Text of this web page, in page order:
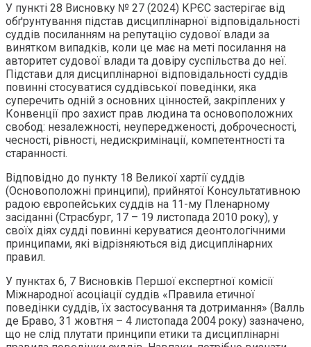
У пункті 28 Висновку № 27 (2024) КРЄС застерігає від
обґрунтування підстав дисциплінарної відповідальності
суддів посиланням на репутацію судової влади за
винятком випадків, коли це має на меті посилання на
авторитет судової влади та довіру суспільства до неї.
Підстави для дисциплінарної відповідальності суддів
повинні стосуватися суддівської поведінки, яка
суперечить одній з основних цінностей, закріплених у
Конвенції про захист прав людина та основоположних
свобод: незалежності, неупередженості, доброчесності,
чесності, рівності, недискримінації, компетентності та
старанності.
Відповідно до пункту 18 Великої хартії суддів
(Основоположні принципи), прийнятої Консультативною
радою європейських суддів на 11-му Пленарному
засіданні (Страсбург, 17 – 19 листопада 2010 року), у
своїх діях судді повинні керуватися деонтологічними
принципами, які відрізняються від дисциплінарних
правил.
У пунктах 6, 7 Висновків Першої експертної комісії
Міжнародної асоціації суддів «Правила етичної
поведінки суддів, їх застосування та дотримання» (Валль
де Браво, 31 жовтня – 4 листопада 2004 року) зазначено,
що не слід плутати принципи етики та дисциплінарні